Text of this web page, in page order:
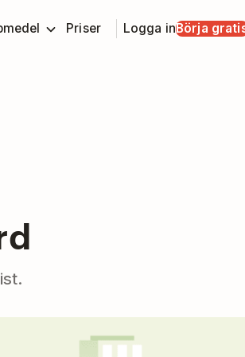
Priser Logga inBörja